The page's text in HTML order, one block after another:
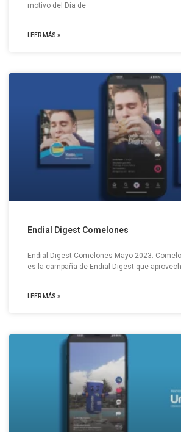
motivo del Día de
LEER MÁS »
Endial Digest Comelones
Endial Digest Comelones Mayo 2023:
es la campaña de Endial Digest que
LEER MÁS »